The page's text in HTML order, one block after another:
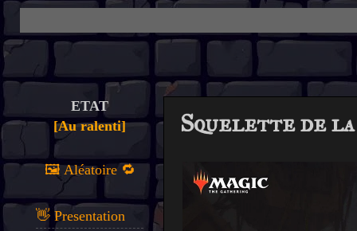
Squelette de la
ETAT
[Au ralenti]
🖼️ Aléatoire 🔁
👋 Presentation